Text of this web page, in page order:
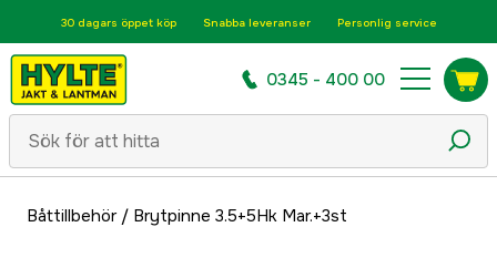
30 dagars öppet köp Snabba leveranser Personlig service
0345 - 400 00
Båttillbehör/ Brytpinne 3.5+5Hk Mar.+3st